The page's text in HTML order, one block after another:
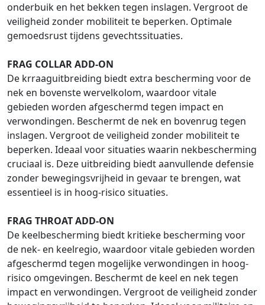
onderbuik en het bekken tegen inslagen. Vergroot de
veiligheid zonder mobiliteit te beperken. Optimale
gemoedsrust tijdens gevechtssituaties.
FRAG COLLAR ADD-ON
De krraaguitbreiding biedt extra bescherming voor de
nek en bovenste wervelkolom, waardoor vitale
gebieden worden afgeschermd tegen impact en
verwondingen. Beschermt de nek en bovenrug tegen
inslagen. Vergroot de veiligheid zonder mobiliteit te
beperken. Ideaal voor situaties waarin nekbescherming
cruciaal is. Deze uitbreiding biedt aanvullende defensie
zonder bewegingsvrijheid in gevaar te brengen, wat
essentieel is in hoog-risico situaties.
FRAG THROAT ADD-ON
De keelbescherming biedt kritieke bescherming voor
de nek- en keelregio, waardoor vitale gebieden worden
afgeschermd tegen mogelijke verwondingen in hoog-
risico omgevingen. Beschermt de keel en nek tegen
impact en verwondingen. Vergroot de veiligheid zonder